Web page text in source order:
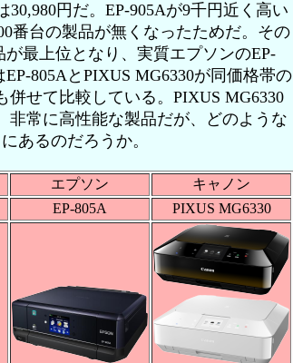
30,980円だ。EP-905Aが9千円近く高い
番台の製品が無くなったためだ。その
最上位となり、実質エプソンのEP-
805AとPIXUS MG6330が同価格帯の
せて比較している。PIXUS MG6330
非常に高性能な製品だが、どのような
あるのだろうか。
エプソン
キャノン
EP-805A PIXUS MG6330